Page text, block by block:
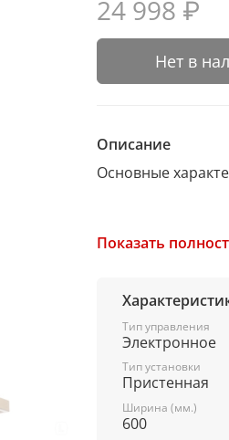
24 998 ₽
Нет в
Описание
Основные
Установка
Размеры (ВхШхГ)
118х60х50 см
Ширина
60 см
Материал
Показать
Тип управления
Электронное
Тип установки
Пристенная
Ширина (мм.)
600